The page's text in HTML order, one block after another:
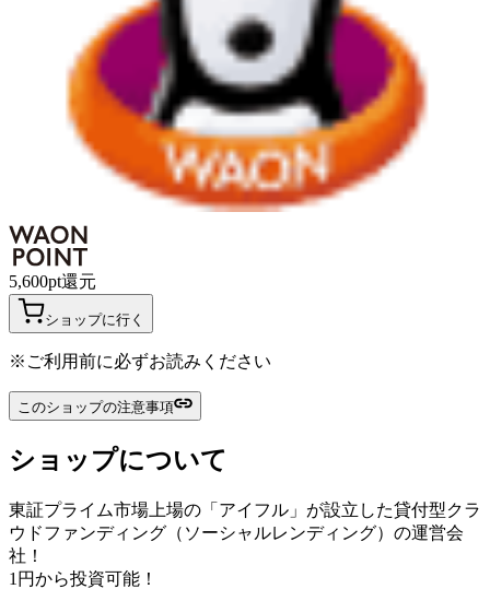
5,600pt還元
ショップに行く
※ご利用前に必ずお読みください
このショップの注意事項
ショップについて
東証プライム市場上場の「アイフル」が設立した貸付型クラ
ウドファンディング（ソーシャルレンディング）の運営会
社！
1円から投資可能！